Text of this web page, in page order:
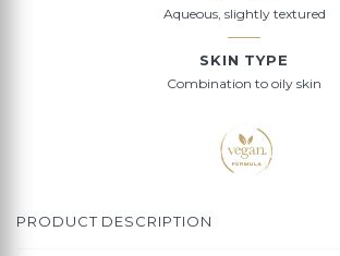
Aqueous, slightly textured
SKIN TYPE
Combination to oily skin
PRODUCT DESCRIPTION